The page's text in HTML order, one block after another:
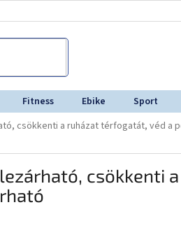
Fitness Ebike Sport
csökkenti a ruházat térfogatát, véd a
csökkenti